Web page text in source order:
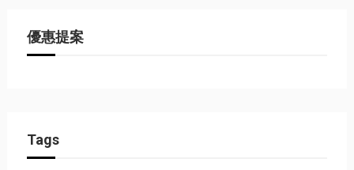
優惠提案
Tags